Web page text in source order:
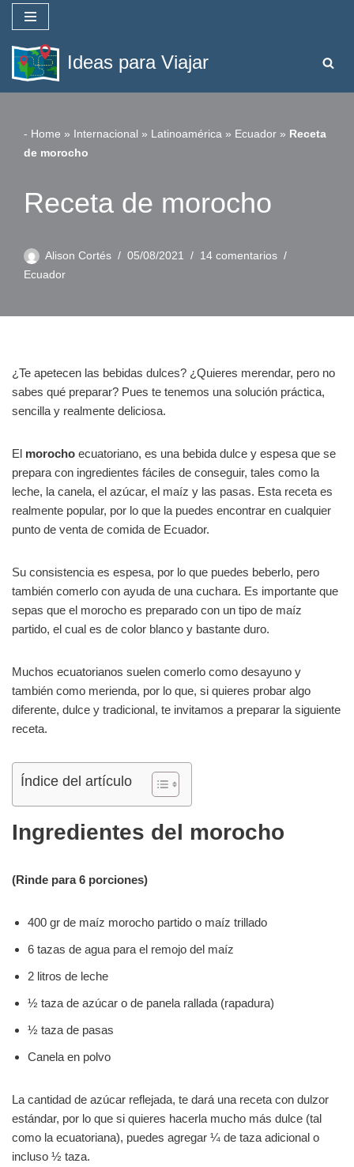
Saltar
al
contenido
Ideas para Viajar
- Home » Internacional » Latinoamérica » Ecuador » Receta
de morocho
Receta de morocho
Alison Cortés 05/08/2021
14 comentarios
Ecuador
¿Te apetecen las bebidas dulces? ¿Quieres merendar, pero no
sabes qué preparar? Pues te tenemos una solución práctica,
sencilla y realmente deliciosa.
El morocho ecuatoriano, es una bebida dulce y espesa que se
prepara con ingredientes fáciles de conseguir, tales como la
leche, la canela, el azúcar, el maíz y las pasas. Esta receta es
realmente popular, por lo que la puedes encontrar en cualquier
punto de venta de comida de Ecuador.
Su consistencia es espesa, por lo que puedes beberlo, pero
también comerlo con ayuda de una cuchara. Es importante que
sepas que el morocho es preparado con un tipo de maíz
partido, el cual es de color blanco y bastante duro.
Muchos ecuatorianos suelen comerlo como desayuno y
también como merienda, por lo que, si quieres probar algo
diferente, dulce y tradicional, te invitamos a preparar la siguiente
receta.
Índice del artículo
Ingredientes del morocho
(Rinde para 6 porciones)
400 gr de maíz morocho partido o maíz trillado
6 tazas de agua para el remojo del maíz
2 litros de leche
½ taza de azúcar o de panela rallada (rapadura)
½ taza de pasas
Canela en polvo
La cantidad de azúcar reflejada, te dará una receta con dulzor
estándar, por lo que si quieres hacerla mucho más dulce (tal
como la ecuatoriana), puedes agregar ¼ de taza adicional o
incluso ½ taza.